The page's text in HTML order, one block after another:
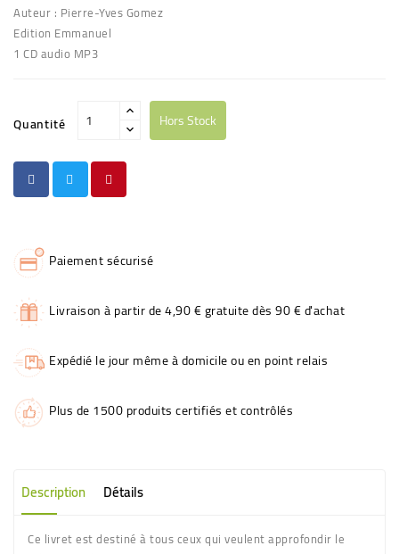
Auteur : Pierre-Yves Gomez
Edition Emmanuel
1 CD audio MP3
Quantité Hors Stock
Paiement sécurisé
Livraison à partir de 4,90 € gratuite dès 90 € d'achat
Expédié le jour même à domicile ou en point relais
Plus de 1500 produits certifiés et contrôlés
Description Détails
Ce livret est destiné à tous ceux qui veulent approfondir le